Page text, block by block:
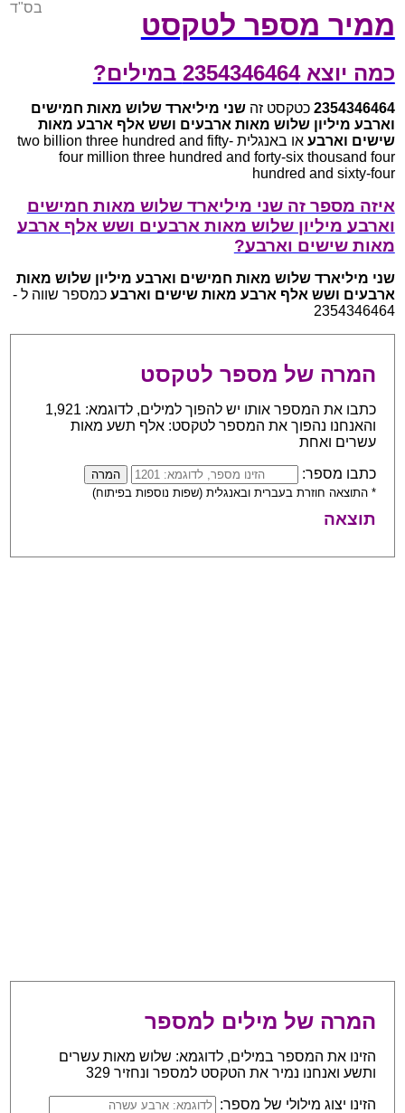
ממיר מספר לטקסט
בס"ד
כמה יוצא 2354346464 במילים?
2354346464 כטקסט זהשני מיליארד שלוש מאות חמישים
וארבע מיליון שלוש מאות ארבעים ושש אלף ארבע מאות
שישים וארבע
או באנגלית two billion three hundred and fifty-
four million three hundred and forty-six thousand four
hundred and sixty-four
איזה מספר זה שני מיליארד שלוש מאות חמישים
וארבע מיליון שלוש מאות ארבעים ושש אלף ארבע
מאות שישים וארבע?
שני מיליארד שלוש מאות חמישים וארבע מיליון שלוש מאות
ארבעים ושש אלף ארבע מאות שישים וארבע כמספר שווה ל -
2354346464
המרה של מספר לטקסט
כתבו את המספר אותו יש להפוך למילים, לדוגמא: 1,921
והאנחנו נהפוך את המספר לטקסט: אלף תשע מאות
עשרים ואחת
כתבו מספר:
* התוצאה חוזרת בעברית ובאנגלית (שפות נוספות בפיתוח)
תוצאה
המרה של מילים למספר
הזינו את המספר במילים, לדוגמא: שלוש מאות עשרים
ותשע ואנחנו נמיר את הטקסט למספר ונחזיר 329
הזינו יצוג מילולי של מספר: